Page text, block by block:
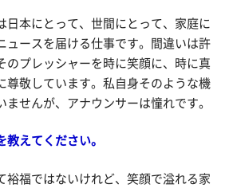
日本にとって、世間にとって、家庭に
ュースを届ける仕事です。間違いは許
のプレッシャーを時に笑顔に、時に真
尊敬しています。私自身そのような機
ませんが、アナウンサーは憧れです。
えてください。
裕福ではないけれど、笑顔で溢れる家